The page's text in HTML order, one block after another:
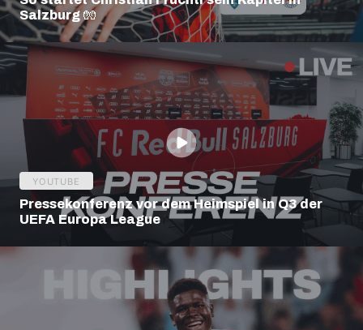
Salzburg 🧤
YOUTUBE
Pressekonferenz vor dem Heimspiel in Q3 der
UEFA Europa League